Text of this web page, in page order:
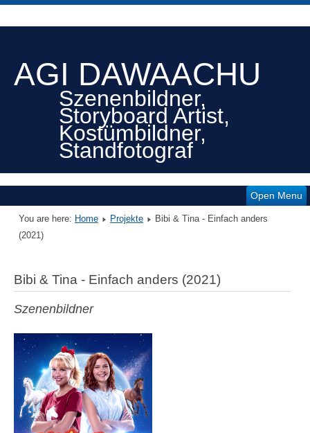
AGI DAWAACHU
Szenenbildner,
Storyboard Artist,
Kostümbildner,
Standfotograf
Open Menu
You are here: Home Projekte
Bibi & Tina - Einfach anders
(2021)
Bibi & Tina - Einfach anders (2021)
Szenenbildner